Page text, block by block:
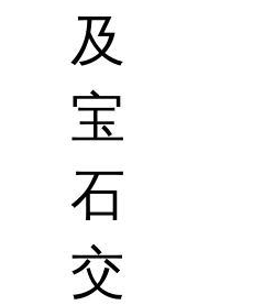
及
宝
石
交